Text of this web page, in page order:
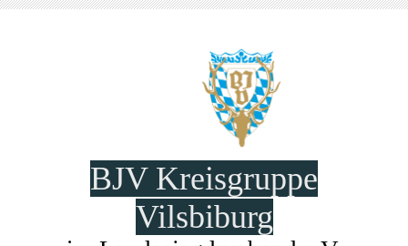
BJV Kreisgruppe
Vilsbiburg